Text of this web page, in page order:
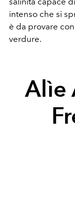
intenso che si
è da provare
verdure.
Alìe